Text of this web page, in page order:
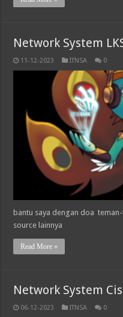
Network System
11-12-2023 ITNSA 0
bantu saya dengan doa
source lainnya
Read More »
Network System
06-12-2023 ITNSA 0